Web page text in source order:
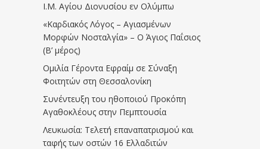
Ι.Μ. Αγίου Διονυσίου εν Ολύμπω
«Καρδιακός Λόγος – Αγιασμένων
Μορφών Νοσταλγία» – Ο Άγιος Παΐσιος
(Β’ μέρος)
Ομιλία Γέροντα Εφραίμ σε Σύναξη
Φοιτητών στη Θεσσαλονίκη
Συνέντευξη του ηθοποιού Προκόπη
Αγαθοκλέους στην Πεμπτουσία
Λευκωσία: Τελετή επαναπατρισμού και
ταφής των οστών 16 Ελλαδιτών